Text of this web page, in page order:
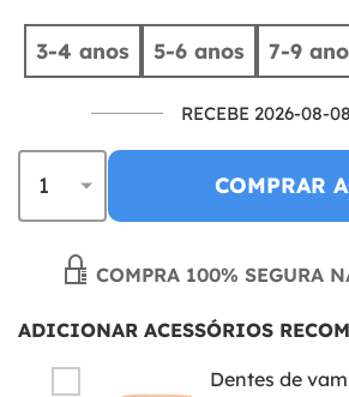
3-4 anos 5-6 anos 7-9
RECEBE 2026-08-08
COMPRAR
COMPRA 100% SEGURA
ADICIONAR ACESSÓRIOS
Dentes de